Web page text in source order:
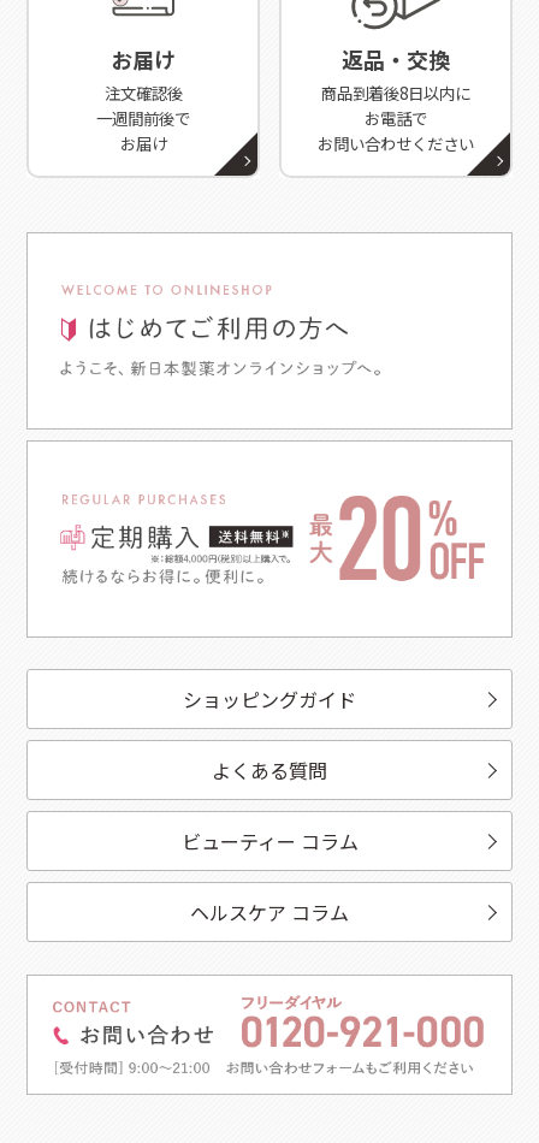
お届け
注文確認後
一週間前後で
お届け
返品・交換
商品到着後8日以内に
お電話で
お問い合わせください
ショッピングガイド
よくある質問
ビューティー コラム
ヘルスケア コラム